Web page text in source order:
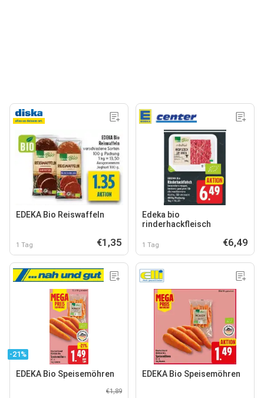
EDEKA Bio Reiswaffeln
1 Tag €1,35
Edeka bio
rinderhackfleisch
1 Tag €6,49
-21%
EDEKA Bio Speisemöhren
€1,89
EDEKA Bio Speisemöhren